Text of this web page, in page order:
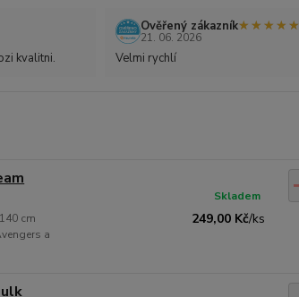
kvalitni.
Ověřený zákazník★★★★★
★★★★★
21. 06. 2026
Velmi rychlí
cm
a
249,00 Kč/ks
Skladem